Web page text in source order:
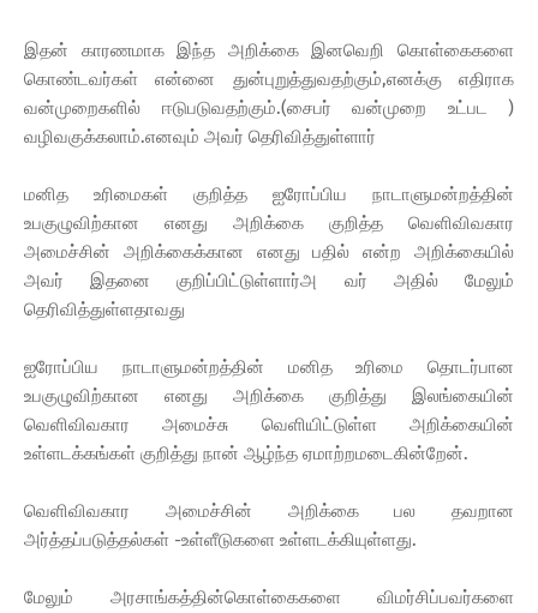
இதன் காரணமாக இந்த அறிக்கை இனவெறி கொள்கைகளை
கொண்டவர்கள் என்னை துன்புறுத்துவதற்கும்,எனக்கு எதிராக
வன்முறைகளில் ஈடுபடுவதற்கும்.(சைபர் வன்முறை உட்பட )
வழிவகுக்கலாம்.எனவும் அவர் தெரிவித்துள்ளார்
மனித உரிமைகள் குறித்த ஐரோப்பிய நாடாளுமன்றத்தின்
உபகுழுவிற்கான எனது அறிக்கை குறித்த வெளிவிவகார
அமைச்சின் அறிக்கைக்கான எனது பதில் என்ற அறிக்கையில்
அவர் இதனை குறிப்பிட்டுள்ளார்அ வர் அதில் மேலும்
தெரிவித்துள்ளதாவது
ஐரோப்பிய நாடாளுமன்றத்தின் மனித உரிமை தொடர்பான
உபகுழுவிற்கான எனது அறிக்கை குறித்து இலங்கையின்
வெளிவிவகார அமைச்சு வெளியிட்டுள்ள அறிக்கையின்
உள்ளடக்கங்கள் குறித்து நான் ஆழ்ந்த ஏமாற்றமடைகின்றேன்.
வெளிவிவகார அமைச்சின் அறிக்கை பல தவறான
அர்த்தப்படுத்தல்கள் -உள்ளீடுகளை உள்ளடக்கியுள்ளது.
மேலும் அரசாங்கத்தின்கொள்கைகளை விமர்சிப்பவர்களை